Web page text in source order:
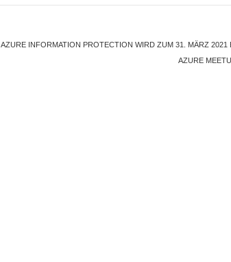
AZURE INFORMATION PROTECTION WIRD ZUM 31. MÄRZ 2021
AZURE